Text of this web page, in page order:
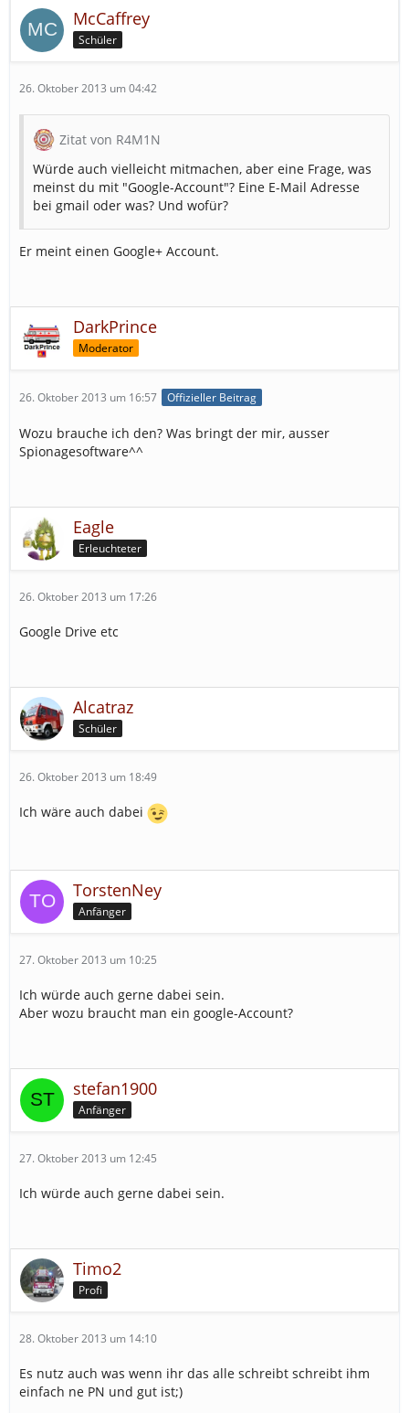
McCaffrey
Schüler
26. Oktober 2013 um 04:42
Zitat von R4M1N
Würde auch vielleicht mitmachen, aber eine Frage, was
meinst du mit "Google-Account"? Eine E-Mail Adresse
bei gmail oder was? Und wofür?
Er meint einen Google+ Account.
DarkPrince
Moderator
26. Oktober 2013 um 16:57 Offizieller Beitrag
Wozu brauche ich den? Was bringt der mir, ausser
Spionagesoftware^^
Eagle
Erleuchteter
26. Oktober 2013 um 17:26
Google Drive etc
Alcatraz
Schüler
26. Oktober 2013 um 18:49
Ich wäre auch dabei
TorstenNey
Anfänger
27. Oktober 2013 um 10:25
Ich würde auch gerne dabei sein.
Aber wozu braucht man ein google-Account?
stefan1900
Anfänger
27. Oktober 2013 um 12:45
Ich würde auch gerne dabei sein.
Timo2
Profi
28. Oktober 2013 um 14:10
Es nutz auch was wenn ihr das alle schreibt schreibt ihm
einfach ne PN und gut ist;)